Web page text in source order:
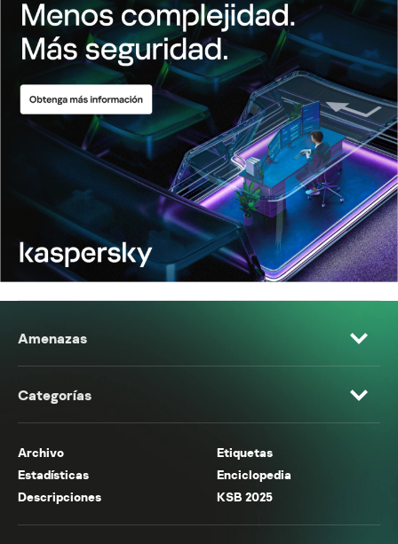
Amenazas
Categorías
Archivo
Etiquetas
Estadísticas
Enciclopedia
Descripciones
KSB 2025